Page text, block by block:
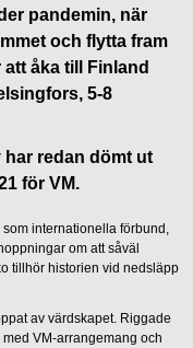
pandemin, när
och flytta fram
åka till Finland
5-8
redan dömt ut
för VM.
som internationella förbund,
om att såväl
tillhör historien vid nedsläpp
av värdskapet. Riggade
VM-arrangemang och